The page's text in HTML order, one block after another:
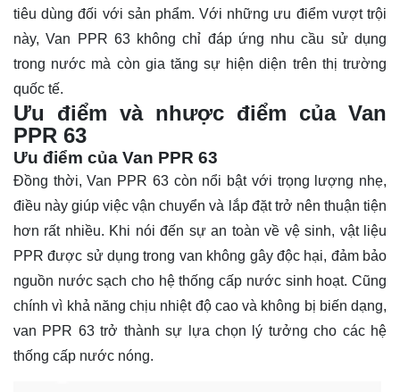
tiêu dùng đối với sản phẩm. Với những ưu điểm vượt trội
này, Van PPR 63 không chỉ đáp ứng nhu cầu sử dụng
trong nước mà còn gia tăng sự hiện diện trên thị trường
quốc tế.
Ưu điểm và nhược điểm của Van
PPR 63
Ưu điểm của Van PPR 63
Đồng thời, Van PPR 63 còn nổi bật với trọng lượng nhẹ,
điều này giúp việc vận chuyển và lắp đặt trở nên thuận tiện
hơn rất nhiều. Khi nói đến sự an toàn về vệ sinh, vật liệu
PPR được sử dụng trong van không gây độc hại, đảm bảo
nguồn nước sạch cho hệ thống cấp nước sinh hoạt. Cũng
chính vì khả năng chịu nhiệt độ cao và không bị biến dạng,
van PPR 63 trở thành sự lựa chọn lý tưởng cho các hệ
thống cấp nước nóng.